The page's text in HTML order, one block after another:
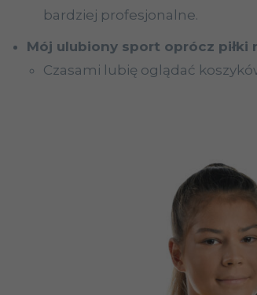
bardziej profesjonalne.
Mój ulubiony sport oprócz piłki
Czasami lubię oglądać